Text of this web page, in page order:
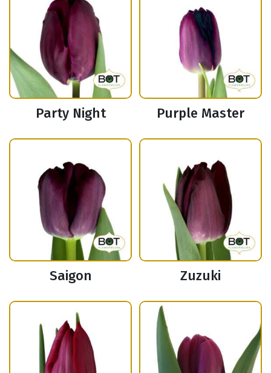
Party Night Purple Master
Saigon Zuzuki